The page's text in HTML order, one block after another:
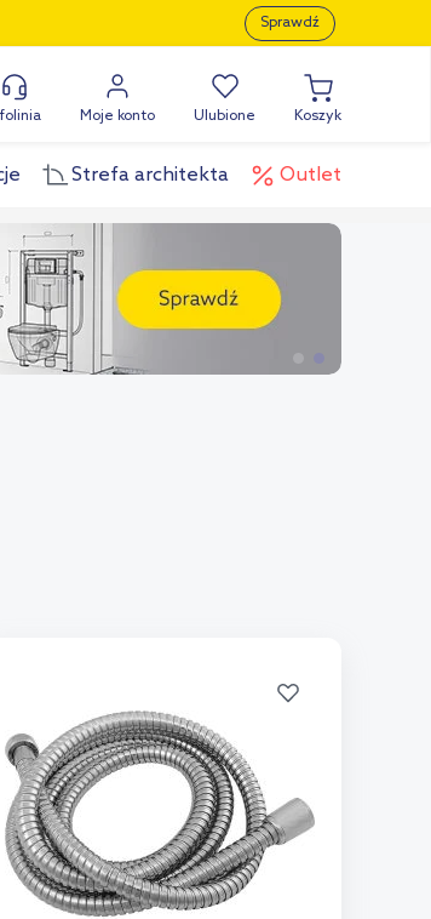
Sprawdź
Moje konto Ulubione Koszyk
Strefa architekta Outlet